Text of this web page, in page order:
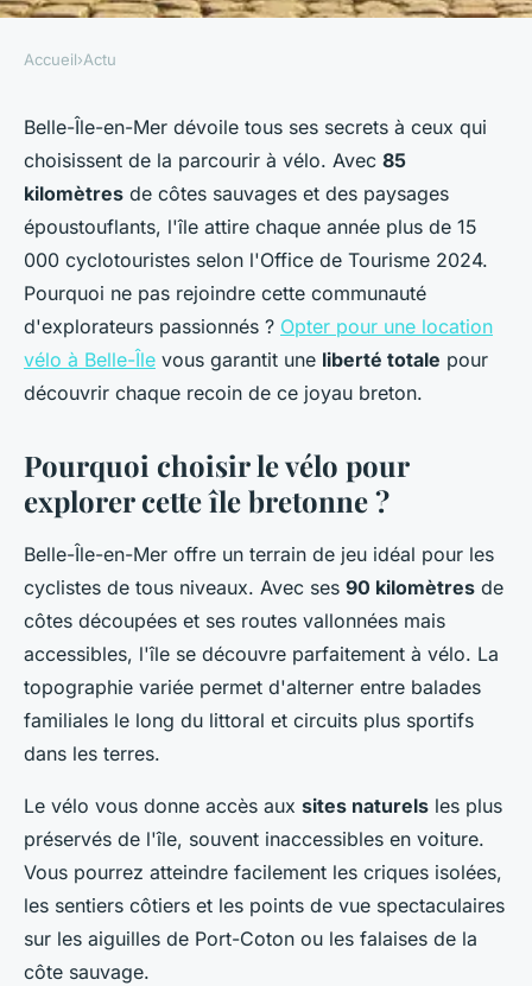
Louez un vélo à belle-Île et
partez à l'aventure !
Paul•26 février 2026• 7 min de lecture
Accueil›Actu
Belle-Île-en-Mer dévoile tous ses secrets à ceux qui
choisissent de la parcourir à vélo. Avec 85
kilomètres de côtes sauvages et des paysages
époustouflants, l'île attire chaque année plus de 15
000 cyclotouristes selon l'Office de Tourisme 2024.
Pourquoi ne pas rejoindre cette communauté
d'explorateurs passionnés ? Opter pour une location
vélo à Belle-Île vous garantit une liberté totale pour
découvrir chaque recoin de ce joyau breton.
Pourquoi choisir le vélo pour
explorer cette île bretonne ?
Belle-Île-en-Mer offre un terrain de jeu idéal pour les
cyclistes de tous niveaux. Avec ses 90 kilomètres de
côtes découpées et ses routes vallonnées mais
accessibles, l'île se découvre parfaitement à vélo. La
topographie variée permet d'alterner entre balades
familiales le long du littoral et circuits plus sportifs
dans les terres.
Le vélo vous donne accès aux sites naturels les plus
préservés de l'île, souvent inaccessibles en voiture.
Vous pourrez atteindre facilement les criques isolées,
les sentiers côtiers et les points de vue spectaculaires
sur les aiguilles de Port-Coton ou les falaises de la
côte sauvage.